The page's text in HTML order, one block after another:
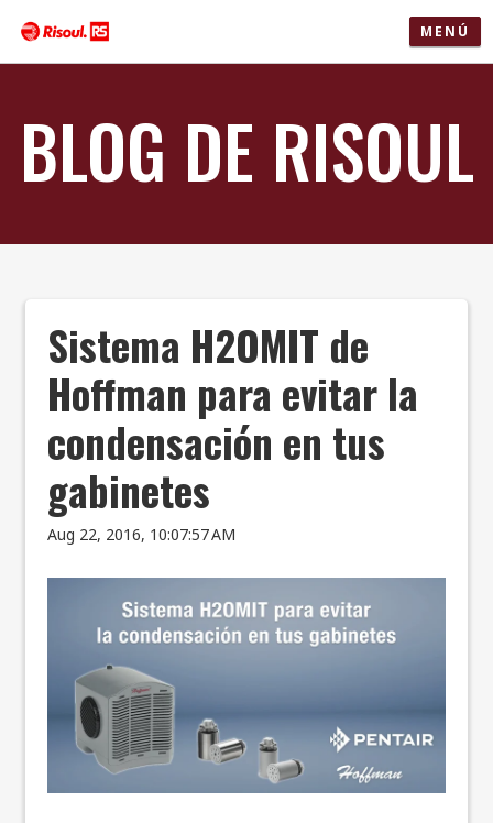
MENÚ
BLOG DE RISOUL
Sistema H2OMIT de
Hoffman para evitar la
condensación en tus
gabinetes
Aug 22, 2016, 10:07:57 AM